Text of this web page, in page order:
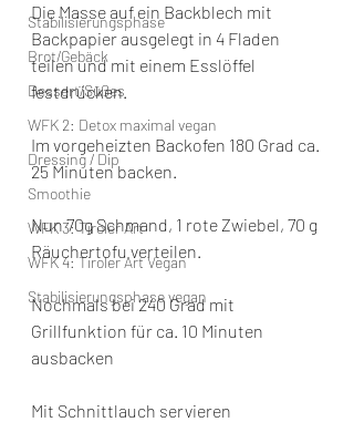
Stabilisierungsphase
Brot/Gebäck
Dessert/Süßes
WFK 2: Detox maximal vegan
Dressing / Dip
Smoothie
WFK 3: Tiroler Art
WFK 4: Tiroler Art Vegan
Stabilisierungsphase vegan
Die Masse auf ein Backblech mit
Backpapier ausgelegt in 4 Fladen
teilen und mit einem Esslöffel
festdrücken.
Im vorgeheizten Backofen 180 Grad ca.
25 Minuten backen.
Nun 70g Schmand, 1 rote Zwiebel, 70 g
Räuchertofu verteilen.
Nochmals bei 240 Grad mit
Grillfunktion für ca. 10 Minuten
ausbacken
Mit Schnittlauch servieren